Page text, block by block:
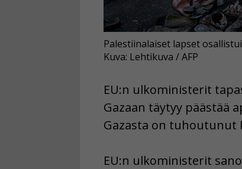
Palestiinalaiset lapset
Kuva: Lehtikuva / AFP
EU:n ulkoministerit
Gazaan täytyy päästää
Gazasta on tuhoutunut
EU:n ulkoministerit